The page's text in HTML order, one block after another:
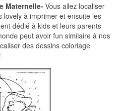
Maternelle- Vous allez localiser
à imprimer et ensuite les
dédié à kids et leurs parents
peut avoir fun similaire à nos
des dessins coloriage